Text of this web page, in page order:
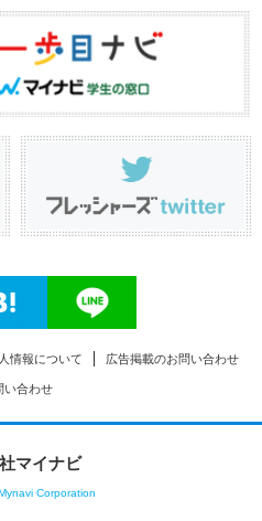
情報について 広告掲載のお問い合わせ
い合わせ
マイナビ
Corporation